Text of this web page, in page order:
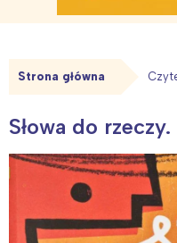
Strona główna
Słowa do